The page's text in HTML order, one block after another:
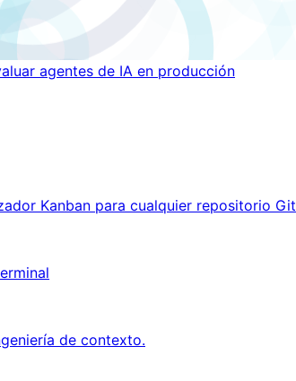
agentes de IA en producción
Kanban para cualquier repositorio Git
de contexto.